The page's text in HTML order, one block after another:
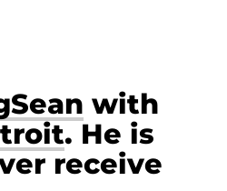
with
. He is
receive